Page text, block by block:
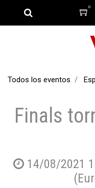
0
Todos los eventos
Finals
14/08/2021
(